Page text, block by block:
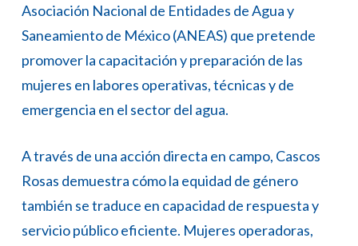
Asociación Nacional de Entidades de Agua y
Saneamiento de México (ANEAS) que pretende
promover la capacitación y preparación de las
mujeres en labores operativas, técnicas y de
emergencia en el sector del agua.
A través de una acción directa en campo, Cascos
Rosas demuestra cómo la equidad de género
también se traduce en capacidad de respuesta y
servicio público eficiente. Mujeres operadoras,